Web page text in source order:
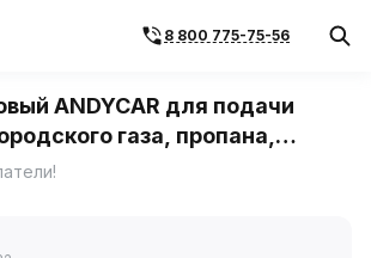
8 800 775-75-56
ANDYCAR для подачи
газа, пропана,
9356 размер 6.3мм-6.3